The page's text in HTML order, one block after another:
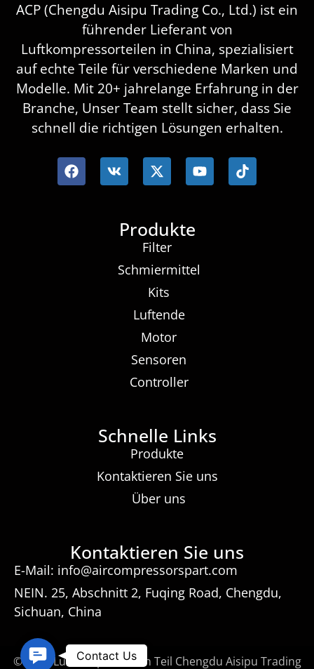
ACP (Chengdu Aisipu Trading Co., Ltd.) ist ein
führender Lieferant von
Luftkompressorteilen in China, spezialisiert
auf echte Teile für verschiedene Marken und
Modelle. Mit 20+ jahrelange Erfahrung in der
Branche, Unser Team stellt sicher, dass Sie
schnell die richtigen Lösungen erhalten.
Produkte
Filter
Schmiermittel
Kits
Luftende
Motor
Sensoren
Controller
Schnelle Links
Produkte
Kontaktieren Sie uns
Über uns
Kontaktieren Sie uns
E-Mail: info@aircompressorspart.com
NEIN. 25, Abschnitt 2, Fuqing Road, Chengdu,
Sichuan, China
© 2026 Luftkompressoren Teil Chengdu Aisipu Trading
ContactContact Us